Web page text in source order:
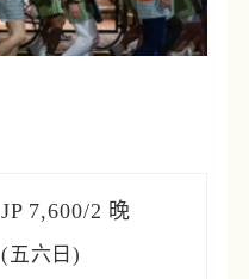
JP 7,600/2 晚
(五六日)